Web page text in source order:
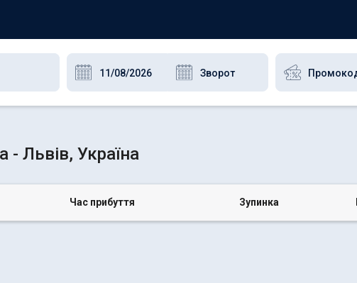
- Львів, Україна
Час прибуття Зупинка